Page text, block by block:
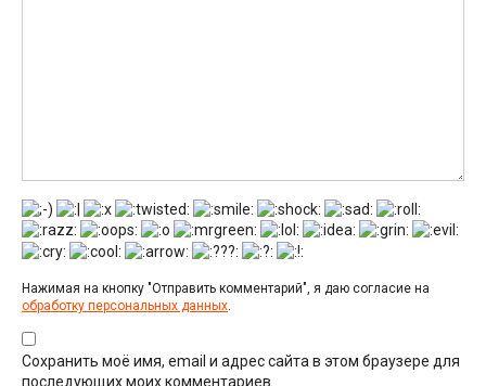
Нажимая на кнопку "Отправить комментарий", я даю согласие на
обработку персональных данных.
Сохранить моё имя, email и адрес сайта в этом браузере для
последующих моих комментариев.